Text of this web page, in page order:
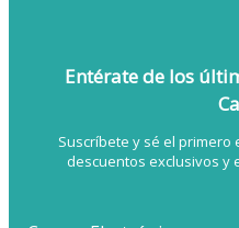
Entérate de los
Suscríbete y sé el
descuentos exclusivos y